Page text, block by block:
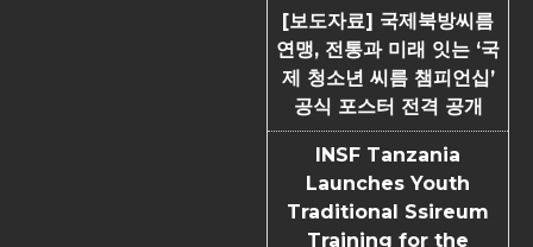
[보도자료] 국제북방씨름
연맹, 전통과 미래 잇는 ‘국
제 청소년 씨름 챔피언십’
공식 포스터 전격 공개
INSF Tanzania
Launches Youth
Traditional Ssireum
Training for the